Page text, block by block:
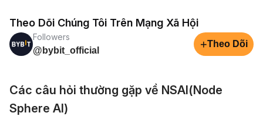
Theo Dõi Chúng Tôi Trên Mạng Xã Hội
Followers
@bybit_official
+Theo Dõi
Các câu hỏi thường gặp về NSAI(Node
Sphere AI)